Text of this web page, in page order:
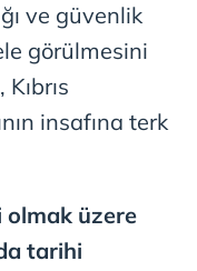
ve güvenlik
görülmesini
insafına terk
olmak üzere
tarihi